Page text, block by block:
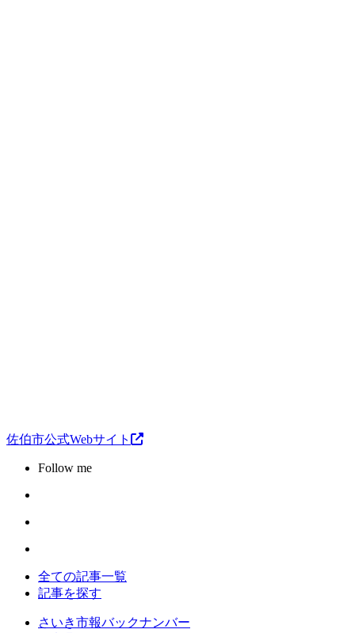
佐伯市公式Webサイト
Follow me
全ての記事一覧
記事を探す
さいき市報バックナンバー